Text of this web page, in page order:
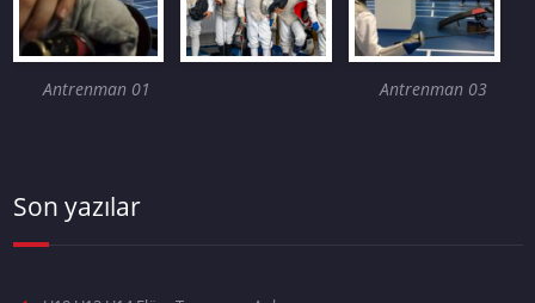
Antrenman 01 Antrenman 03
Son yazılar